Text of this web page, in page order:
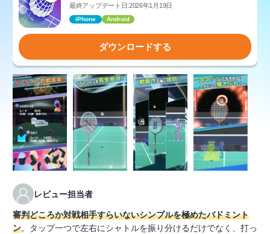
最終アップデート日:2026年1月19日
iPhone Android
ダウンロードする
レビュー担当者
審判どころか対戦相手すらいないシンプルを極めたバドミント
ン。タップ一つで左右にシャトルを振り分けるだけでなく、打っ